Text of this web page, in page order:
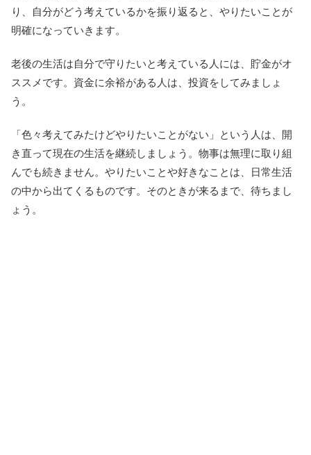
り、自分がどう考えているかを振り返ると、やりたいことが
明確になっていきます。
老後の生活は自分で守りたいと考えている人には、貯金がオ
ススメです。資金に余裕がある人は、投資をしてみましょ
う。
「色々考えてみたけどやりたいことがない」という人は、開
き直って現在の生活を継続しましょう。物事は無理に取り組
んでも続きません。やりたいことや好きなことは、日常生活
の中から出てくるものです。そのときが来るまで、待ちまし
ょう。